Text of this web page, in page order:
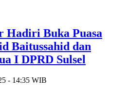
Hadiri Buka Puasa
Baitussahid dan
I DPRD Sulsel
- 14:35 WIB